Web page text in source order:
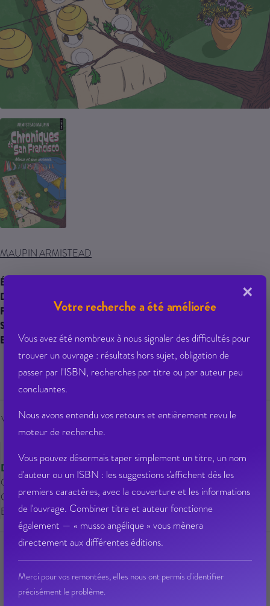
Votre recherche a été améliorée
Vous avez été nombreux à nous signaler des difficultés pour
trouver un ouvrage : résultats hors sujet, obligation de
passer par l'ISBN, recherches par titre ou par auteur peu
concluantes.
Nous avons entendu vos retours et entièrement revu le
moteur de recherche.
Vous pouvez désormais taper simplement un titre, un nom
d'auteur ou un ISBN : les suggestions s'affichent dès les
premiers caractères, avec la couverture et les informations
de l'ouvrage. Combiner titre et auteur fonctionne
également — « musso angélique » vous mènera
directement aux différentes éditions.
Merci pour vos remontées, elles nous ont permis d'identifier
précisément le problème.
×
MAUPIN ARMISTEAD
Éditeur :
Date de parution :
Famille : POIN
Seriel :
EAN 13 :9791041426997
8,40 € PPTTC
Veuillez vousconnecterpour ajouter
au panier cet article.
Disponible
Qté dispo en magasin : 61
Gisement : 00-03-MDS-1-D
Etat Dilicom : Disponible
Ajouter à ma liste d’envie
Envoyer à un ami
Poser une question sur cet article